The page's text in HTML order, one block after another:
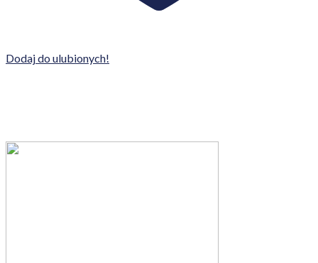
Dodaj do ulubionych!